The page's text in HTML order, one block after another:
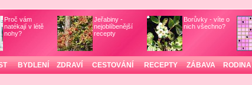
Proč vám
natékají v létě
nohy?
Jeřabiny -
nejoblíbenější
recepty
Borůvky - víte o
nich všechno?
BYDLENÍ ZDRAVÍ CESTOVÁNÍ RECEPTY ZÁBAVA RODINA